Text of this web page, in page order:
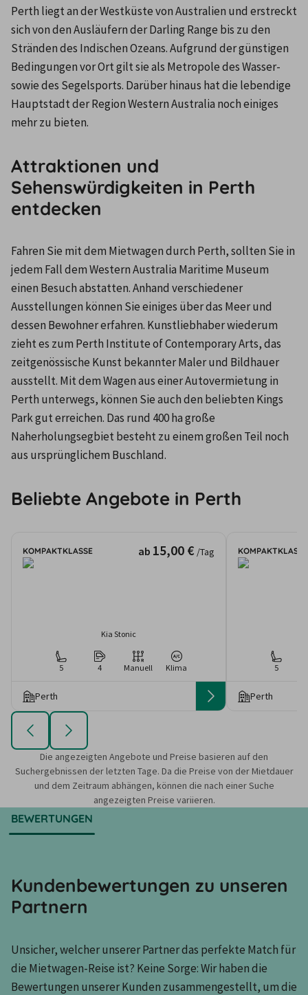
Perth liegt an der Westküste von Australien und erstreckt
sich von den Ausläufern der Darling Range bis zu den
Stränden des Indischen Ozeans. Aufgrund der günstigen
Bedingungen vor Ort gilt sie als Metropole des Wasser-
sowie des Segelsports. Darüber hinaus hat die lebendige
Hauptstadt der Region Western Australia noch einiges
mehr zu bieten.
Attraktionen und
Sehenswürdigkeiten in Perth
entdecken
Fahren Sie mit dem Mietwagen durch Perth, sollten Sie in
jedem Fall dem Western Australia Maritime Museum
einen Besuch abstatten. Anhand verschiedener
Ausstellungen können Sie einiges über das Meer und
dessen Bewohner erfahren. Kunstliebhaber wiederum
zieht es zum Perth Institute of Contemporary Arts, das
zeitgenössische Kunst bekannter Maler und Bildhauer
ausstellt. Mit dem Wagen aus einer Autovermietung in
Perth unterwegs, können Sie auch den beliebten Kings
Park gut erreichen. Das rund 400 ha große
Naherholungsegbiet besteht zu einem großen Teil noch
aus ursprünglichem Buschland.
Beliebte Angebote in Perth
KOMPAKTKLASSE ab 15,00 € /Tag
Kia Stonic
5 4 Manuell Klima
Perth
KOMPAKTKLASSE
5
Perth
Die angezeigten Angebote und Preise basieren auf den
Suchergebnissen der letzten Tage. Da die Preise von der Mietdauer
und dem Zeitraum abhängen, können die nach einer Suche
angezeigten Preise variieren.
BEWERTUNGEN
Kundenbewertungen zu unseren
Partnern
Unsicher, welcher unserer Partner das perfekte Match für
die Mietwagen-Reise ist? Keine Sorge: Wir haben die
Bewertungen unserer Kunden zusammengestellt, um die